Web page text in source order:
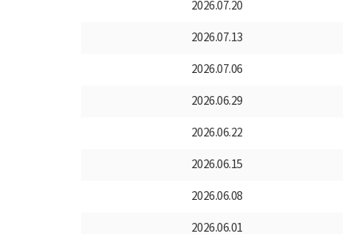
2026.07.20
2026.07.13
2026.07.06
2026.06.29
2026.06.22
2026.06.15
2026.06.08
2026.06.01